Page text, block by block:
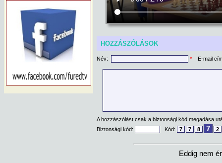
HOZZÁSZÓLÁSOK
Név: * E-mail
A hozzászólást csak a biztonsági kód megadása
Biztonsági kód:
Kód: 7 7 8 7 2
Eddig nem